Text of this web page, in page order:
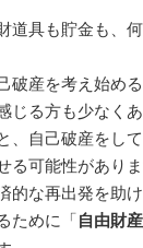
道具も貯金も、
破産を考え始め
じる方も少なく
、自己破産をし
る可能性があり
的な再出発を助
ために「自由財産